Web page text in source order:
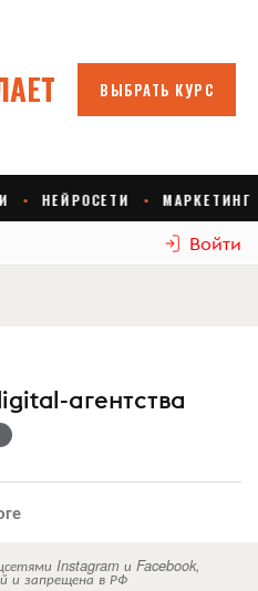
Войти
агентства
Instagram и Facebook,
и запрещена в РФ